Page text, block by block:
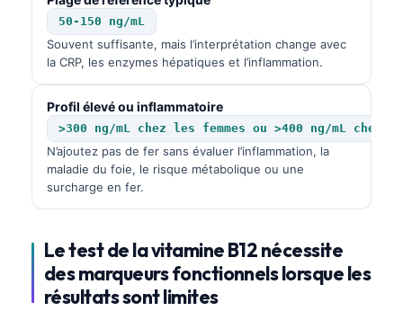
50-150 ng/mL
Souvent suffisante, mais l’interprétation change avec
la CRP, les enzymes hépatiques et l’inflammation.
Profil élevé ou inflammatoire
>300 ng/mL chez les femmes ou >400 ng/mL chez
N’ajoutez pas de fer sans évaluer l’inflammation, la
maladie du foie, le risque métabolique ou une
surcharge en fer.
Le test de la vitamine B12 nécessite
des marqueurs fonctionnels lorsque les
résultats sont limites